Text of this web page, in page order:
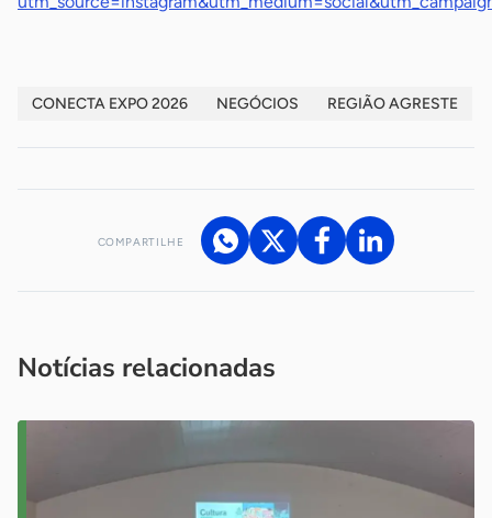
CONECTA EXPO 2026 NEGÓCIOS REGIÃO AGRESTE
COMPARTILHE
Notícias relacionadas